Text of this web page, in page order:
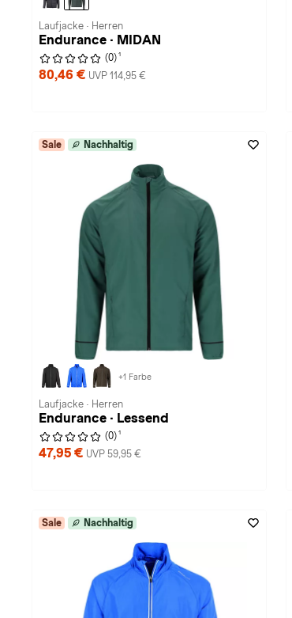
Laufjacke · Herren
Endurance · MIDAN
(0) 1
80,46 € UVP 114,95 €
Sale Nachhaltig
+1 Farbe
Laufjacke · Herren
Endurance · Lessend
(0) 1
47,95 € UVP 59,95 €
Sale Nachhaltig